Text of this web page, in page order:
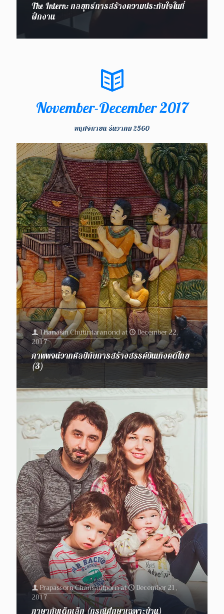
The Intern: กลยุทธ์การสร้างความประทับใจในที่
ฝึกงาน
November-December 2017
พฤศจิกายน-ธันวาคม 2560
Thanasin Chutintaranondat
December 22,
2017
ภาพพจน์วาทศิลป์กับการสร้างสรรค์บันเทิงคดีไทย
(3)
Prapassorn Chansatitpornat
December 21,
2017
ภาษากับเด็กเล็ก (กรณีศึกษาเฉพาะบ้าน)